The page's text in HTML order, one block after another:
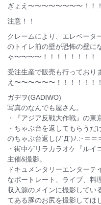
ぎょえ〜〜〜〜〜〜〜〜！！
注意！！
クレームにより、エレベータ
のトイレ前の壁が恐怖の壁に
ゃ〜〜〜〜！！！！！！！！
受注生産で販売も行っており
え〜〜〜〜〜〜！！！！！！
ガヂヲ(GADIWO)
写真のなんでも屋さん。
・『アジア反戦大作戦』の東
・ちゃぶ台を返してもらうだ
のちゃぶ台返し(ﾉ`Д´)ﾉ.:･＝
・街中ゲリラカラオケ『ルイ
主催&撮影。
ドキュメンタリーエンターテ
なポートレート、ライブ、料
収入源のメインに撮影してい
てある豚のお尻を撮影してほ